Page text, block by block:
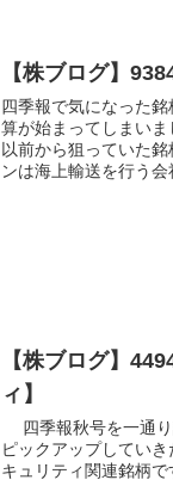
【株ブログ】
四季報で気になった
算が始まってしまいま
以前から狙っていた
ンは海上輸送を行う会
【株ブログ】
ィ】
四季報秋号を一通り
ピックアップしてい
キュリティ関連銘柄